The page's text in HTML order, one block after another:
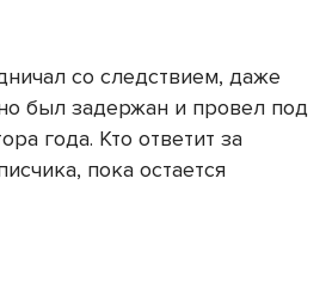
со следствием, даже
был задержан и провел под
года. Кто ответит за
пока остается